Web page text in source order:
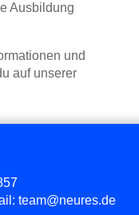
Ausbildung
und
auf unserer
team@neures.de